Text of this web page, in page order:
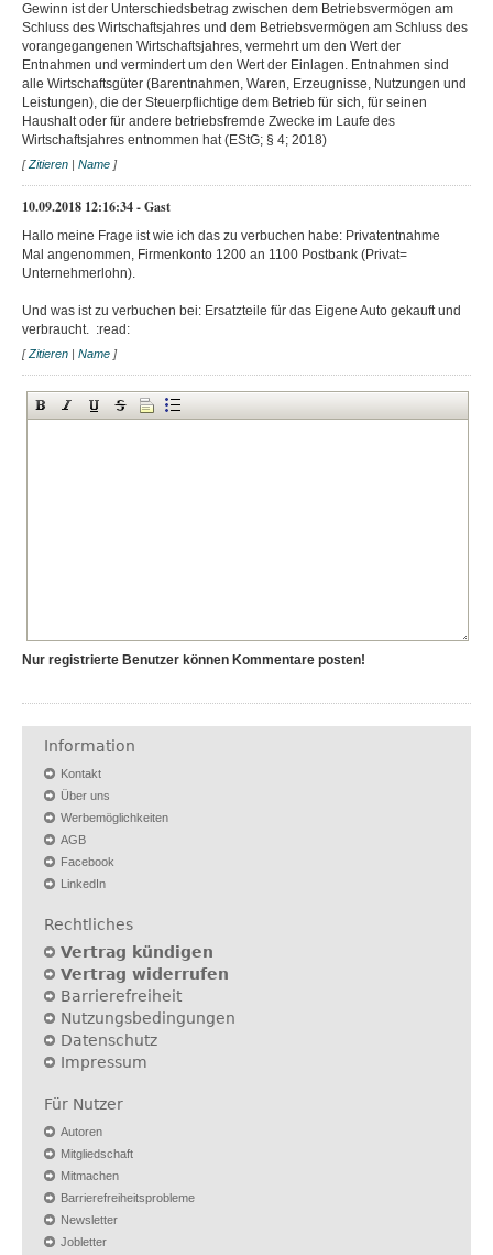
Gewinn ist der Unterschiedsbetrag zwischen dem Betriebsvermögen am
Schluss des Wirtschaftsjahres und dem Betriebsvermögen am Schluss des
vorangegangenen Wirtschaftsjahres, vermehrt um den Wert der
Entnahmen und vermindert um den Wert der Einlagen. Entnahmen sind
alle Wirtschaftsgüter (Barentnahmen, Waren, Erzeugnisse, Nutzungen und
Leistungen), die der Steuerpflichtige dem Betrieb für sich, für seinen
Haushalt oder für andere betriebsfremde Zwecke im Laufe des
Wirtschaftsjahres entnommen hat (EStG; § 4; 2018)
[Zitieren | Name ]
10.09.2018 12:16:34 - Gast
Hallo meine Frage ist wie ich das zu verbuchen habe: Privatentnahme
Mal angenommen, Firmenkonto 1200 an 1100 Postbank (Privat=
Unternehmerlohn).
Und was ist zu verbuchen bei: Ersatzteile für das Eigene Auto gekauft und
verbraucht. :read:
[Zitieren | Name ]
Nur registrierte Benutzer können Kommentare posten!
Information
Kontakt
Über uns
Werbemöglichkeiten
AGB
Facebook
LinkedIn
Rechtliches
Vertrag kündigen
Vertrag widerrufen
Barrierefreiheit
Nutzungsbedingungen
Datenschutz
Impressum
Für Nutzer
Autoren
Mitgliedschaft
Mitmachen
Barrierefreiheitsprobleme
Newsletter
Jobletter